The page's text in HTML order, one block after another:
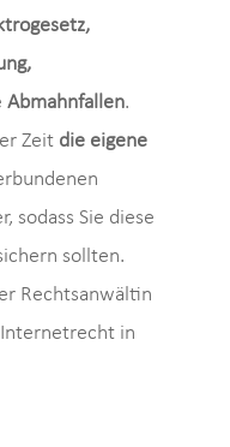
Abmahnfallen.
Zeit die eigene
sodass Sie diese
sollten.
Rechtsanwältin
in